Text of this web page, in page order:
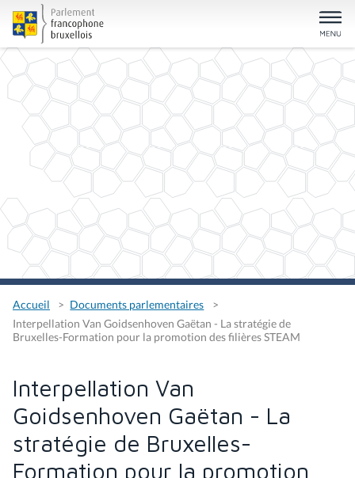
Accueil
Documents parlementaires
Interpellation Van Goidsenhoven Gaëtan - La stratégie de
Bruxelles-Formation pour la promotion des filières STEAM
Interpellation Van
Goidsenhoven Gaëtan - La
stratégie de Bruxelles-
Formation pour la promotion